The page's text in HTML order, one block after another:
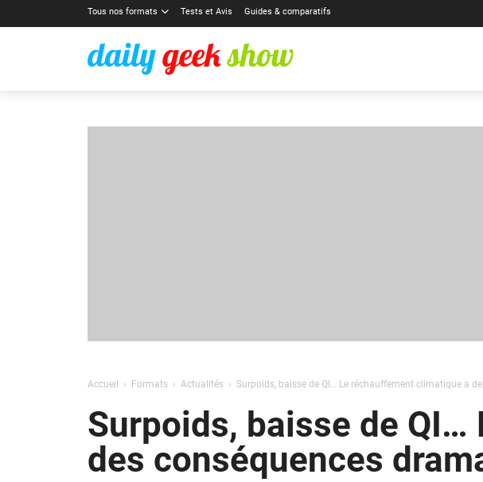
Tous nos formats Tests et Avis Guides & comparatifs
Accueil Formats Actualités Surpoids, baisse de QI… Le réchauffement climatique a
Surpoids, baisse de
des conséquences